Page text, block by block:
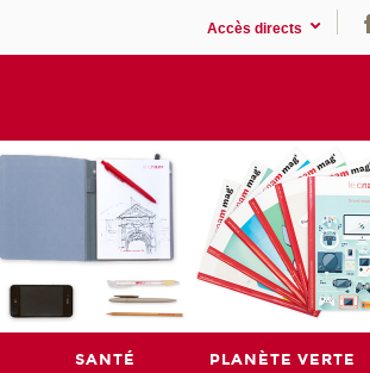
Accès directs
SANTÉ PLANÈTE VERTE